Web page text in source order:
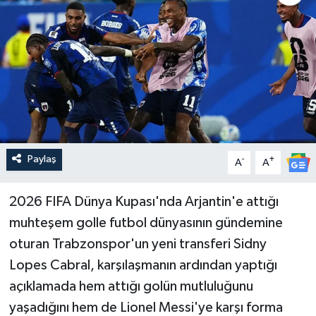
Paylaş A- A+
2026 FIFA Dünya Kupası'nda Arjantin'e attığı
muhteşem golle futbol dünyasının gündemine
oturan Trabzonspor'un yeni transferi Sidny
Lopes Cabral, karşılaşmanın ardından yaptığı
açıklamada hem attığı golün mutluluğunu
yaşadığını hem de Lionel Messi'ye karşı forma